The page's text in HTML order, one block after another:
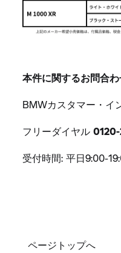
本件に関するお問合
BMWカスタマー・イ
フリーダイヤル
受付時間: 平日9:00-
ページトップへ